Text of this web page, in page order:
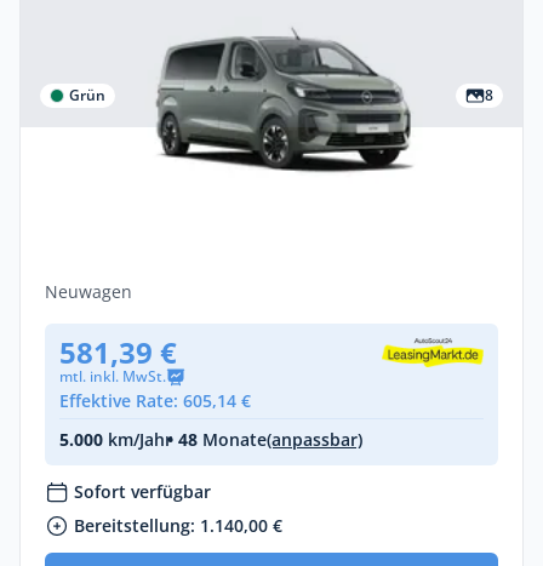
Grün 8
Neuwagen
581,39 €
mtl. inkl. MwSt.
Effektive Rate: 605,14 €
5.000 km/Jahr• 48 Monate(anpassbar)
Sofort verfügbar
Bereitstellung: 1.140,00 €